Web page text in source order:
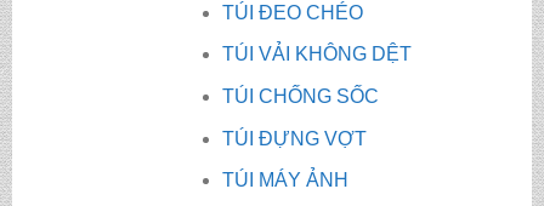
TÚI ĐEO CHÉO
TÚI VẢI KHÔNG DỆT
TÚI CHỐNG SỐC
TÚI ĐỰNG VỢT
TÚI MÁY ẢNH